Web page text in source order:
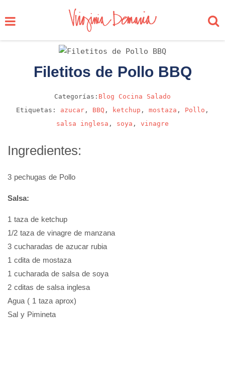
Filetitos de Pollo BBQ
Categorías: Blog Cocina
Salado
Etiquetas: azucar , BBQ , ketchup , mostaza , Pollo ,
salsa inglesa , soya , vinagre
Ingredientes:
3 pechugas de Pollo
Salsa:
1 taza de ketchup
1/2 taza de vinagre de manzana
3 cucharadas de azucar rubia
1 cdita de mostaza
1 cucharada de salsa de soya
2 cditas de salsa inglesa
Agua ( 1 taza aprox)
Sal y Pimineta